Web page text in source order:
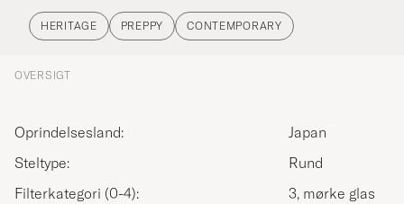
HERITAGE PREPPY CONTEMPORARY
OVERSIGT
Oprindelsesland:
Japan
Steltype:
Rund
Filterkategori (0-4):
3, mørke glas